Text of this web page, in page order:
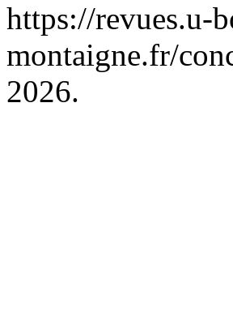
https://revues.u-
montaigne.fr/
2026.